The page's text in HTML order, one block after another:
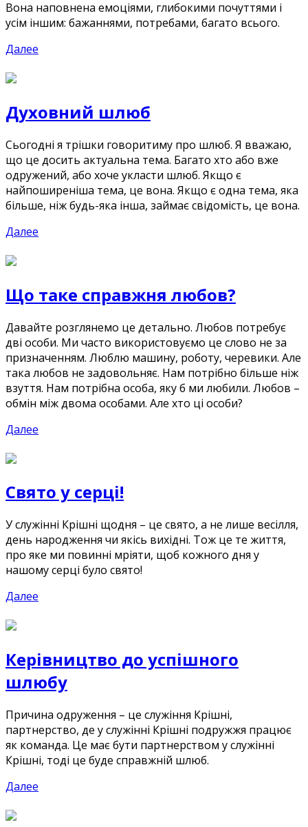
Вона наповнена емоціями, глибокими почуттями і
усім іншим: бажаннями, потребами, багато всього.
Далее
Духовний шлюб
Сьогодні я трішки говоритиму про шлюб. Я вважаю,
що це досить актуальна тема. Багато хто або вже
одружений, або хоче укласти шлюб. Якщо є
найпоширеніша тема, це вона. Якщо є одна тема, яка
більше, ніж будь-яка інша, займає свідомість, це вона.
Далее
Що таке справжня любов?
Давайте розглянемо це детально. Любов потребує
дві особи. Ми часто використовуємо це слово не за
призначенням. Люблю машину, роботу, черевики. Але
така любов не задовольняє. Нам потрібно більше ніж
взуття. Нам потрібна особа, яку б ми любили. Любов –
обмін між двома особами. Але хто ці особи?
Далее
Свято у серці!
У служінні Крішні щодня – це свято, а не лише весілля,
день народження чи якісь вихідні. Тож це те життя,
про яке ми повинні мріяти, щоб кожного дня у
нашому серці було свято!
Далее
Керівництво до успішного
шлюбу
Причина одруження – це служіння Крішні,
партнерство, де у служінні Крішні подружжя працює
як команда. Це має бути партнерством у служінні
Крішні, тоді це буде справжній шлюб.
Далее